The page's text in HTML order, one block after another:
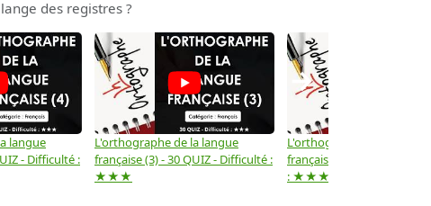
des registres ?
langue
- Difficulté :
L'orthographe de la langue
française (3) - 30 QUIZ - Difficulté :
★★★
L'orthographe de la langue
française (2) -( 20 QUIZ -
: ★★★
→